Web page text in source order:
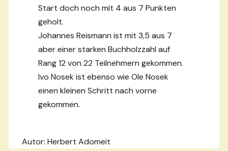
Start doch noch mit 4 aus 7 Punkten
geholt.
Johannes Reismann ist mit 3,5 aus 7
aber einer starken Buchholzzahl auf
Rang 12 von 22 Teilnehmern gekommen.
Ivo Nosek ist ebenso wie Ole Nosek
einen kleinen Schritt nach vorne
gekommen.
Autor: Herbert Adomeit